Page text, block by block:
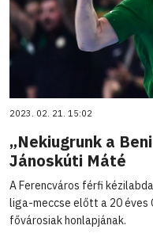
2023. 02. 21. 15:02
„Nekiugrunk a
Jánoskúti Máté
A Ferencváros férfi
liga-meccse előtt a 20
fővárosiak honlapjának.